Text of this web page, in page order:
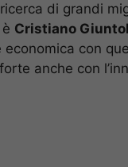
di grandi
Cristiano
con
anche con